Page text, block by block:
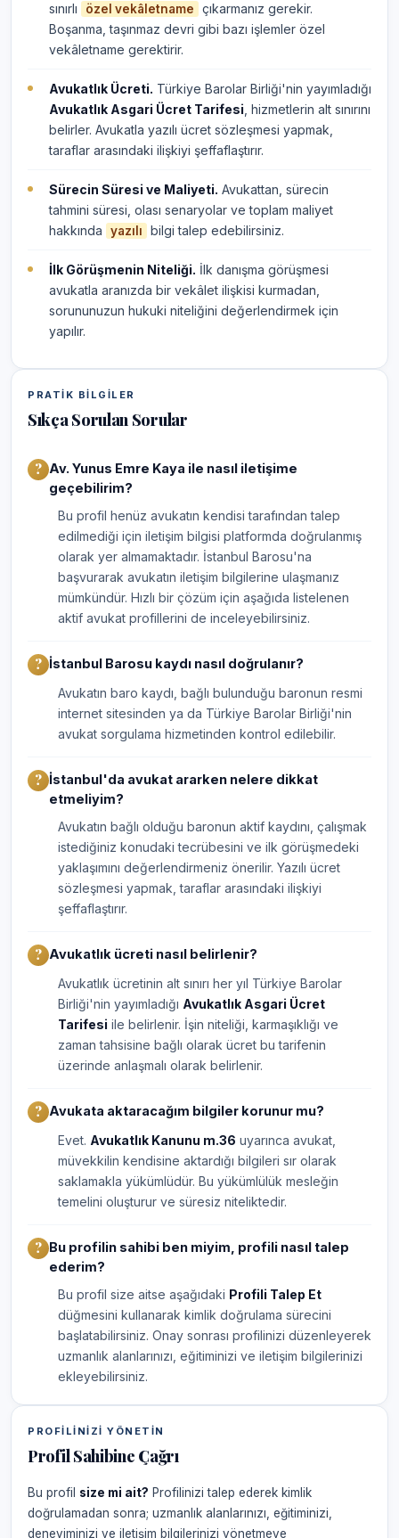
sınırlı
özel vekâletname
çıkarmanız gerekir.
Boşanma, taşınmaz devri gibi bazı işlemler özel
vekâletname gerektirir.
Avukatlık Ücreti. Türkiye Barolar Birliği'nin yayımladığı
Avukatlık Asgari Ücret Tarifesi , hizmetlerin alt sınırını
belirler. Avukatla yazılı ücret sözleşmesi yapmak,
taraflar arasındaki ilişkiyi şeffaflaştırır.
Sürecin Süresi ve Maliyeti. Avukattan, sürecin
tahmini süresi, olası senaryolar ve toplam maliyet
hakkında
yazılı bilgi talep edebilirsiniz.
İlk Görüşmenin Niteliği. İlk danışma görüşmesi
avukatla aranızda bir vekâlet ilişkisi kurmadan,
sorununuzun hukuki niteliğini değerlendirmek için
yapılır.
PRATIK BILGILER
Sıkça Sorulan Sorular
Av. Yunus Emre Kaya ile nasıl iletişime
geçebilirim?
Bu profil henüz avukatın kendisi tarafından talep
edilmediği için iletişim bilgisi platformda doğrulanmış
olarak yer almamaktadır. İstanbul Barosu'na
başvurarak avukatın iletişim bilgilerine ulaşmanız
mümkündür. Hızlı bir çözüm için aşağıda listelenen
aktif avukat profillerini de inceleyebilirsiniz.
İstanbul Barosu kaydı nasıl doğrulanır?
Avukatın baro kaydı, bağlı bulunduğu baronun resmi
internet sitesinden ya da Türkiye Barolar Birliği'nin
avukat sorgulama hizmetinden kontrol edilebilir.
İstanbul'da avukat ararken nelere dikkat
etmeliyim?
Avukatın bağlı olduğu baronun aktif kaydını, çalışmak
istediğiniz konudaki tecrübesini ve ilk görüşmedeki
yaklaşımını değerlendirmeniz önerilir. Yazılı ücret
sözleşmesi yapmak, taraflar arasındaki ilişkiyi
şeffaflaştırır.
Avukatlık ücreti nasıl belirlenir?
Avukatlık ücretinin alt sınırı her yıl Türkiye Barolar
Birliği'nin yayımladığı Avukatlık Asgari Ücret
Tarifesi ile belirlenir. İşin niteliği, karmaşıklığı ve
zaman tahsisine bağlı olarak ücret bu tarifenin
üzerinde anlaşmalı olarak belirlenir.
Avukata aktaracağım bilgiler korunur mu?
Evet. Avukatlık Kanunu m.36 uyarınca avukat,
müvekkilin kendisine aktardığı bilgileri sır olarak
saklamakla yükümlüdür. Bu yükümlülük mesleğin
temelini oluşturur ve süresiz niteliktedir.
Bu profilin sahibi ben miyim, profili nasıl talep
ederim?
Bu profil size aitse aşağıdaki Profili Talep Et
düğmesini kullanarak kimlik doğrulama sürecini
başlatabilirsiniz. Onay sonrası profilinizi düzenleyerek
uzmanlık alanlarınızı, eğitiminizi ve iletişim bilgilerinizi
ekleyebilirsiniz.
PROFILINIZI YÖNETIN
Profil Sahibine Çağrı
Bu profil size mi ait? Profilinizi talep ederek kimlik
doğrulamadan sonra; uzmanlık alanlarınızı, eğitiminizi,
deneyiminizi ve iletişim bilgilerinizi yönetmeye